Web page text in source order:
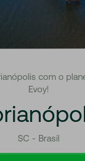
com o
Evoy!
SC - Brasil